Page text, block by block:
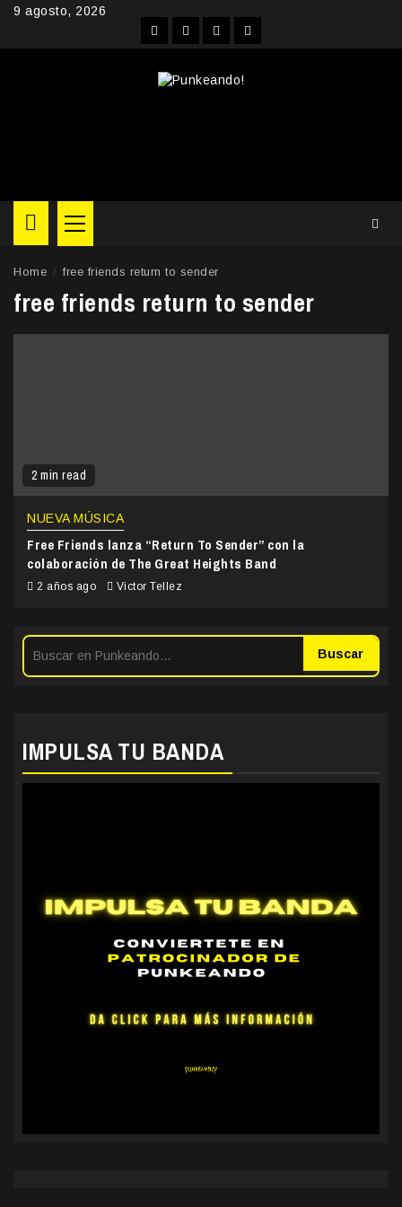
Skip9 agosto, 2026
FacebookInstagram
YouTubeTwitter
Primary
Menu
Home free friends return to sender
free friends return to sender
2 min read
NUEVA MÚSICA
Free Friends lanza “Return To Sender” con la
colaboración de The Great Heights Band
2 años ago Victor Tellez
Buscar
IMPULSA TU BANDA